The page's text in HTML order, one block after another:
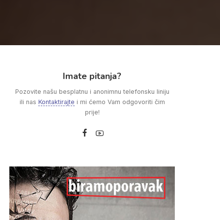
Imate pitanja?
Pozovite našu besplatnu i anonimnu telefonsku liniju
ili nas Kontaktirajte i mi ćemo Vam odgovoriti čim
prije!